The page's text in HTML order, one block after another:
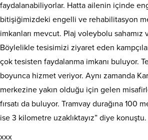
faydalanabiliyorlar. Hatta ailenin içinde
bitişiğimizdeki engelli ve rehabilitasyon
imkanları mevcut. Plaj voleybolu sahamız
Böylelikle tesisimizi ziyaret eden
çok tesisten faydalanma imkanı buluyor.
boyunca hizmet veriyor. Aynı zamanda
merkezine yakın olduğu için gelen
fırsatı da buluyor. Tramvay durağına 100
ise 3 kilometre uzaklıktayız” diye konuştu.
xxx